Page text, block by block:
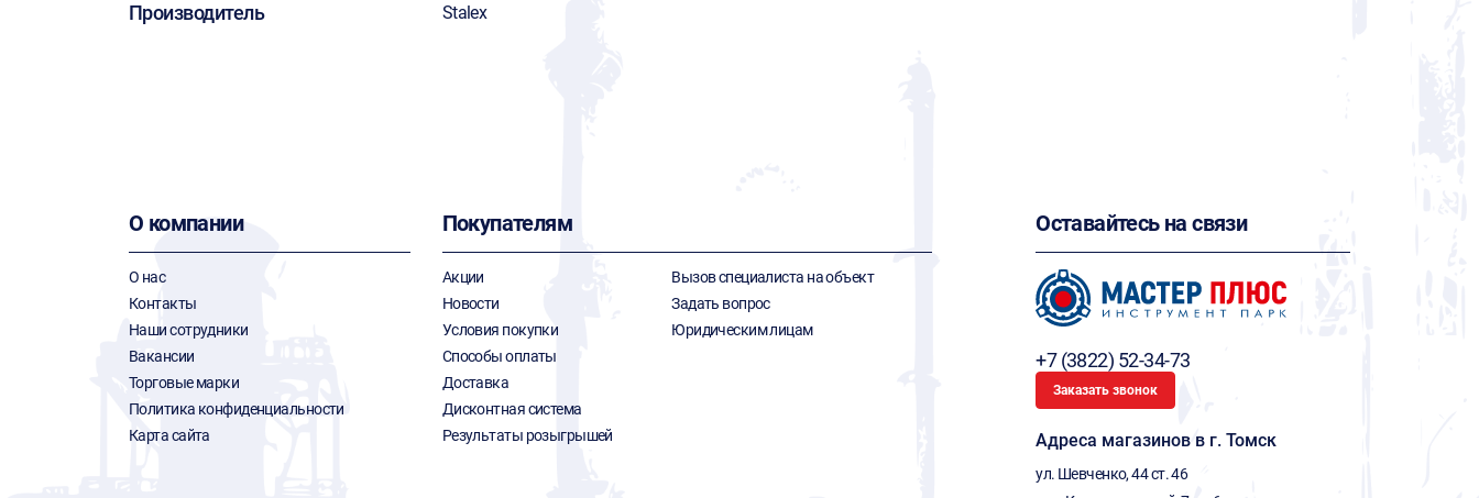
Производитель Stalex
О компании
О нас
Контакты
Наши сотрудники
Вакансии
Торговые марки
Политика конфиденциальности
Карта сайта
Покупателям
Акции
Новости
Условия покупки
Способы оплаты
Доставка
Дисконтная система
Результаты розыгрышей
Вызов специалиста на объект
Задать вопрос
Юридическим лицам
Оставайтесь на связи
+7 (3822) 52-34-73
Заказать звонок
Адреса магазинов в г. Томск
ул. Шевченко, 44 ст. 46